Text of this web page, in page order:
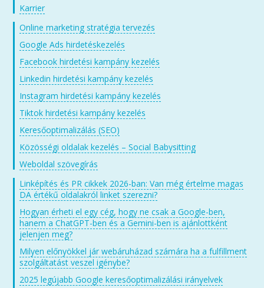
Karrier
Online marketing stratégia tervezés
Google Ads hirdetéskezelés
Facebook hirdetési kampány kezelés
Linkedin hirdetési kampány kezelés
Instagram hirdetési kampány kezelés
Tiktok hirdetési kampány kezelés
Keresőoptimalizálás (SEO)
Közösségi oldalak kezelés – Social Babysitting
Weboldal szövegírás
Linképítés és PR cikkek 2026-ban: Van még értelme magas
DA értékű oldalakról linket szerezni?
Hogyan érheti el egy cég, hogy ne csak a Google-ben,
hanem a ChatGPT-ben és a Gemini-ben is ajánlottként
jelenjen meg?
Milyen előnyökkel jár webáruházad számára ha a fulfillment
szolgáltatást veszel igénybe?
2025 legújabb Google keresőoptimalizálási irányelvek